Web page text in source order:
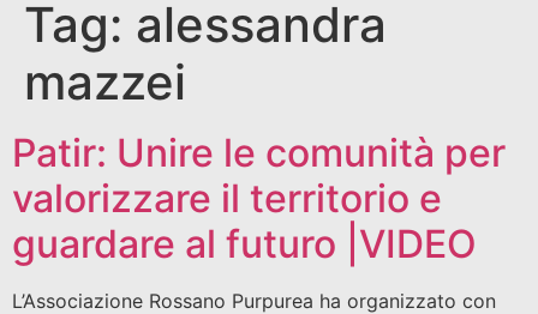
Tag: alessandra
mazzei
Patir: Unire le comunità per
valorizzare il territorio e
guardare al futuro |VIDEO
L’Associazione Rossano Purpurea ha organizzato con